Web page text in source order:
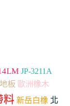
JP-3211A
板 歐洲橡木
料 新岳白橡 北